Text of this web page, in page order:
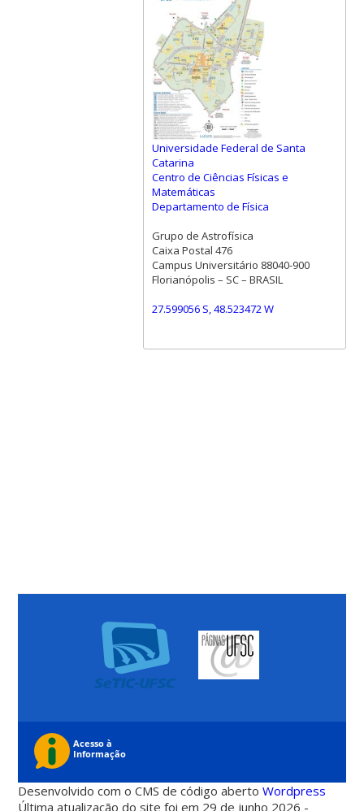
Universidade Federal de Santa
Catarina
Centro de Ciências Físicas e
Matemáticas
Departamento de Física
Grupo de Astrofísica
Caixa Postal 476
Campus Universitário 88040-900
Florianópolis – SC – BRASIL
27.599056 S, 48.523472 W
Desenvolvido com o CMS de código abertoWordpress
Última atualização do site foi em 29 de junho 2026 -